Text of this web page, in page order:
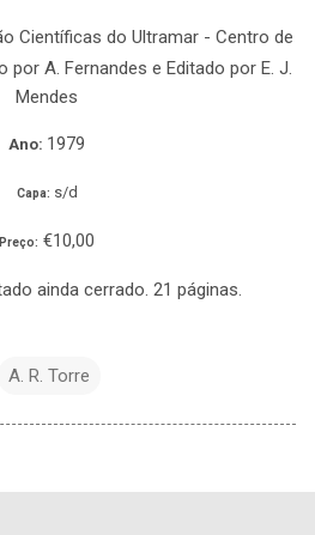
Científicas do Ultramar - Centro de
por A. Fernandes e Editado por E. J.
Mendes
Ano: 1979
Capa: s/d
Preço: €10,00
ainda cerrado. 21 páginas.
A. R. Torre